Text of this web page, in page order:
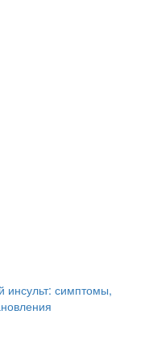
инсульт: симптомы,